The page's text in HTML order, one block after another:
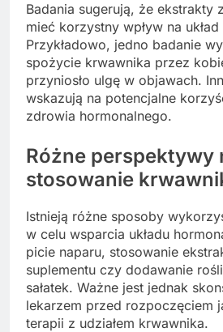
Badania sugerują, że ekstrakty
mieć korzystny wpływ na
Przykładowo, jedno badanie
spożycie krwawnika przez
przyniosło ulgę w objawach.
wskazują na potencjalne
zdrowia hormonalnego.
Różne perspektywy
stosowanie
Istnieją różne sposoby
w celu wsparcia układu
picie naparu, stosowanie
suplementu czy dodawanie
sałatek. Ważne jest jednak
lekarzem przed rozpoczęciem
terapii z udziałem krwawnika.